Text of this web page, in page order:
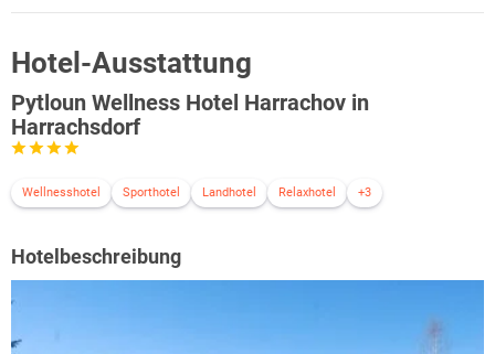
Hotel-Ausstattung
Pytloun Wellness Hotel Harrachov in
Harrachsdorf
Wellnesshotel Sporthotel Landhotel Relaxhotel +3
Hotelbeschreibung